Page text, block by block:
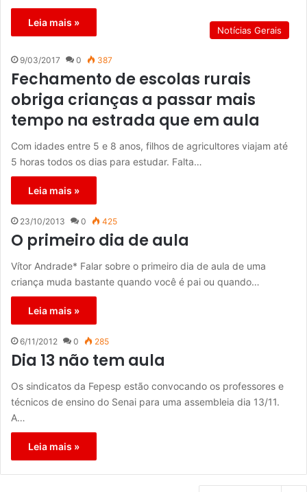
Leia mais »
Notícias Gerais
9/03/2017 0 387
Fechamento de escolas rurais
obriga crianças a passar mais
tempo na estrada que em aula
Com idades entre 5 e 8 anos, filhos de agricultores viajam até
5 horas todos os dias para estudar. Falta…
Leia mais »
23/10/2013 0 425
O primeiro dia de aula
Vítor Andrade* Falar sobre o primeiro dia de aula de uma
criança muda bastante quando você é pai ou quando…
Leia mais »
6/11/2012 0 285
Dia 13 não tem aula
Os sindicatos da Fepesp estão convocando os professores e
técnicos de ensino do Senai para uma assembleia dia 13/11.
A…
Leia mais »